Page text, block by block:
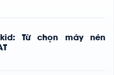
Từ chọn máy nén